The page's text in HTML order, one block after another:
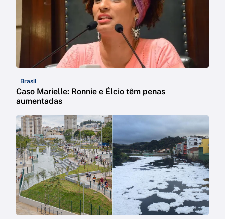
Brasil
Caso Marielle: Ronnie e Élcio têm penas
aumentadas